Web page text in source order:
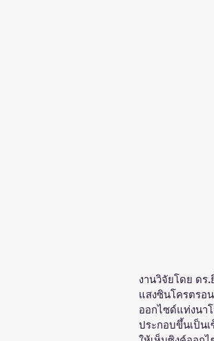
งานวิจัยโดย ด
แสงซินโครตรอ
ออกไซด์แท่งนา
ประกอบขึ้นเป็น